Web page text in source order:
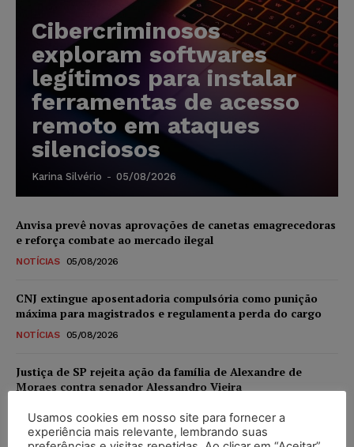
Cibercriminosos
exploram softwares
legítimos para instalar
ferramentas de acesso
remoto em ataques
silenciosos
Karina Silvério - 05/08/2026
Anvisa prevê novas aprovações de canetas emagrecedoras
e reforça combate ao mercado ilegal
NOTÍCIAS 05/08/2026
CNJ extingue aposentadoria compulsória como punição
máxima para magistrados e regulamenta perda do cargo
NOTÍCIAS 05/08/2026
Justiça de SP rejeita ação da família de Alexandre de
Moraes contra senador Alessandro Vieira
Usamos cookies em nosso site para fornecer a
experiência mais relevante, lembrando suas